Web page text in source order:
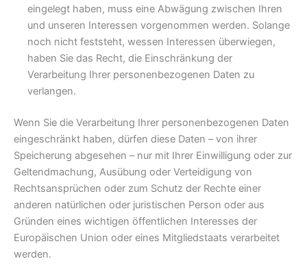
eingelegt haben, muss eine Abwägung zwischen Ihren
und unseren Interessen vorgenommen werden. Solange
noch nicht feststeht, wessen Interessen überwiegen,
haben Sie das Recht, die Einschränkung der
Verarbeitung Ihrer personenbezogenen Daten zu
verlangen.
Wenn Sie die Verarbeitung Ihrer personenbezogenen Daten
eingeschränkt haben, dürfen diese Daten – von ihrer
Speicherung abgesehen – nur mit Ihrer Einwilligung oder zur
Geltendmachung, Ausübung oder Verteidigung von
Rechtsansprüchen oder zum Schutz der Rechte einer
anderen natürlichen oder juristischen Person oder aus
Gründen eines wichtigen öffentlichen Interesses der
Europäischen Union oder eines Mitgliedstaats verarbeitet
werden.